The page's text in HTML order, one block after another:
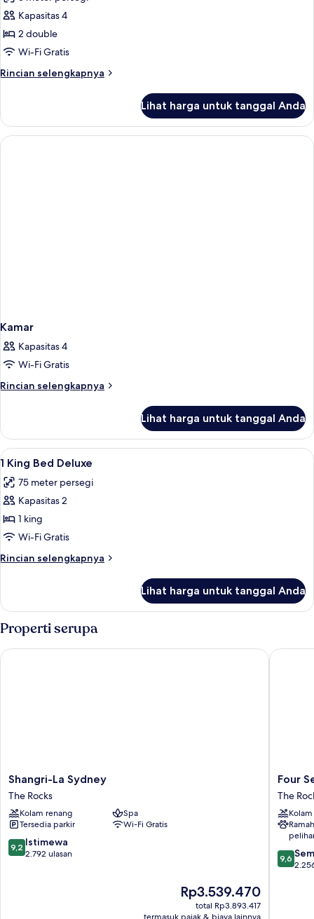
Double
untuk
2
Double
Beds
Deluxe
Kapasitas 4
2 double
Wi-Fi Gratis
Rincian selengkapnya
Rincian
2
Double
Beds
Lihat harga untuk tanggal Anda
Kamar
Kapasitas 4
Wi-Fi Gratis
Rincian selengkapnya
Rincian
Kamar
Lihat harga untuk tanggal Anda
Lihat
semua
foto
untuk
1
King
Bed
Deluxe
Seprai premium, selimut bulu angsa,
3
1 King Bed Deluxe
75 meter persegi
Kapasitas 2
1 king
Wi-Fi Gratis
Rincian selengkapnya
Rincian
1
Bed
Lihat harga untuk tanggal Anda
Properti serupa
Shangri-
La
Sydney
The
Rocks
Shangri-La Sydney
The Rocks
Kolam renang
Spa
Tersedia parkir
Wi-Fi Gratis
9.2
dari
9,2 Istimewa
2.792 ulasan
Harga
sekarang
Rp3.539.470
Rp3.539.470
total Rp3.893.417
Shangri-La Sydney
Four
Seasons
Hotel
Sydney
The
Rocks
Four
The
9.6
dari
9,6
Four